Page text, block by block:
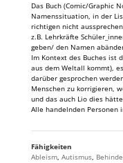
Das Buch (Comic/Graphic
Namenssituation, in der
richtigen nicht
z.B. Lehrkräfte
geben/ den Namen
Im Kontext des Buches ist
aus dem Weltall kommt),
darüber gesprochen
Menschen zu korrigieren,
und das auch Lio dies
Alle handelnden Personen
Fähigkeiten
Ableism, Autismus,